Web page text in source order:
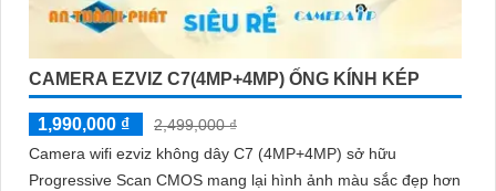
CAMERA EZVIZ C7(4MP+4MP) ỐNG KÍNH KÉP
1,990,000 ₫
2,499,000 ₫
Camera wifi ezviz không dây C7 (4MP+4MP) sở hữu
Progressive Scan CMOS mang lại hình ảnh màu sắc đẹp hơn